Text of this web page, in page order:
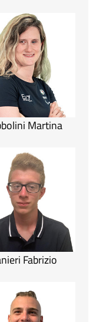
Martina
Fabrizio